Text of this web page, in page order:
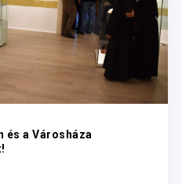
és a Városháza